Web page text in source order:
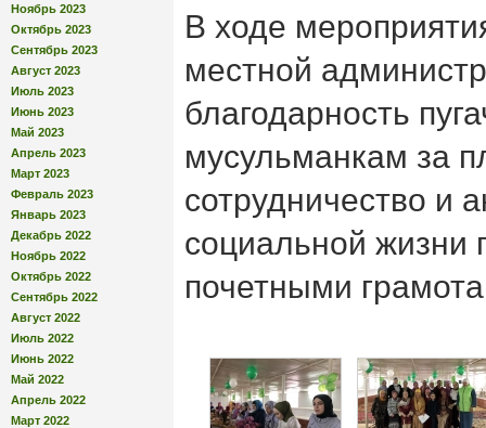
Ноябрь 2023
Октябрь 2023
Сентябрь 2023
Август 2023
Июль 2023
Июнь 2023
Май 2023
Апрель 2023
Март 2023
Февраль 2023
Январь 2023
Декабрь 2022
Ноябрь 2022
Октябрь 2022
Сентябрь 2022
Август 2022
Июль 2022
Июнь 2022
Май 2022
Апрель 2022
Март 2022
В ходе
местной
благодарность
мусульманкам за
сотрудничество и
социальной жизни
почетными